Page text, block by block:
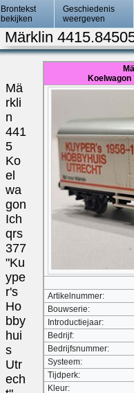
Brontekst
bekijken
Geschiedenis
weergeven
Märklin
Artikelnummer:
Bouwserie:
Introductiejaar:
Bedrijf:
Bedrijfsnummer:
Systeem:
Tijdperk:
Kleur:
Mä
rkli
n
441
5
Ko
el
wa
gon
Ich
qrs
377
"Ku
ype
r's
Ho
bby
hui
s
Utr
ech